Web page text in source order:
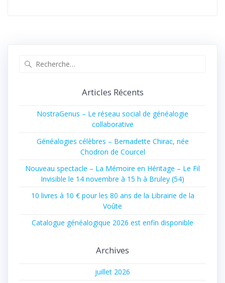
Articles Récents
NostraGenus – Le réseau social de généalogie
collaborative
Généalogies célèbres – Bernadette Chirac, née
Chodron de Courcel
Nouveau spectacle – La Mémoire en Héritage – Le Fil
Invisible le 14 novembre à 15 h à Bruley (54)
10 livres à 10 € pour les 80 ans de la Librairie de la
Voûte
Catalogue généalogique 2026 est enfin disponible
Archives
juillet 2026